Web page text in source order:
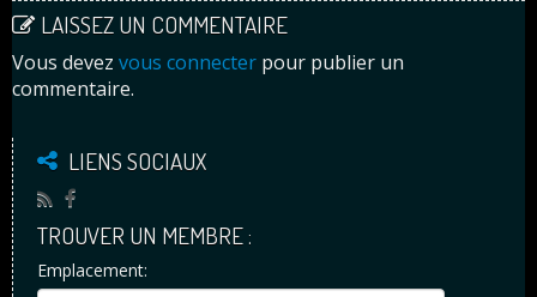
LAISSEZ UN COMMENTAIRE
Vous devez vous connecter pour publier un
commentaire.
LIENS SOCIAUX
TROUVER UN MEMBRE :
Emplacement: